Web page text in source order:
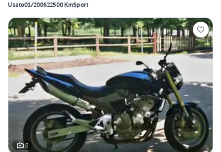
Usato01/200622500 KmSport
6